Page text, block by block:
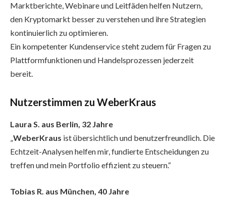
Marktberichte, Webinare und Leitfäden helfen Nutzern,
den Kryptomarkt besser zu verstehen und ihre Strategien
kontinuierlich zu optimieren.
Ein kompetenter Kundenservice steht zudem für Fragen zu
Plattformfunktionen und Handelsprozessen jederzeit
bereit.
Nutzerstimmen zu WeberKraus
Laura S. aus Berlin, 32 Jahre
„WeberKraus ist übersichtlich und benutzerfreundlich. Die
Echtzeit-Analysen helfen mir, fundierte Entscheidungen zu
treffen und mein Portfolio effizient zu steuern.“
Tobias R. aus München, 40 Jahre